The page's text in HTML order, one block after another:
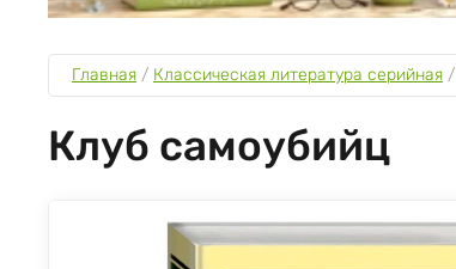
Главная / Классическая литература серийная /
Клуб самоубийц